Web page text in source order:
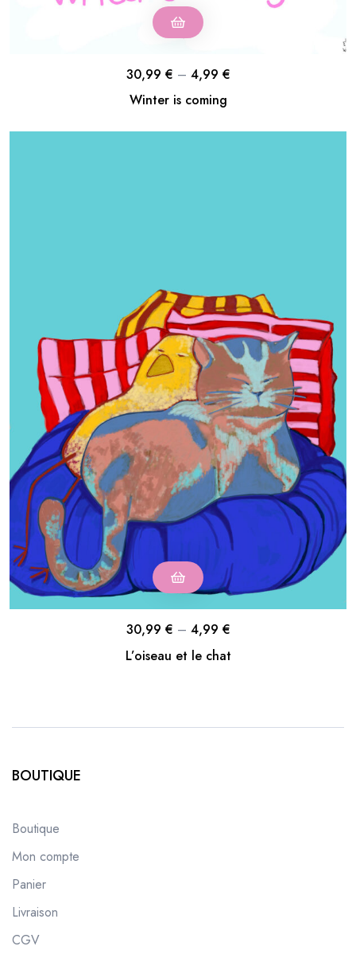
Winter is coming
4,99 €
–
30,99 €
L’oiseau et le chat
4,99 €
–
30,99 €
BOUTIQUE
Boutique
Mon compte
Panier
Livraison
CGV